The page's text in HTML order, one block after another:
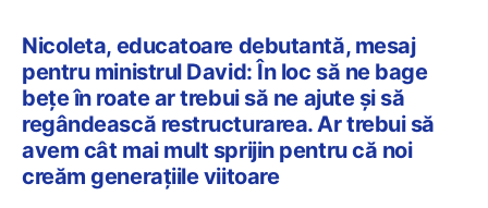
Nicoleta, educatoare debutantă, mesaj
pentru ministrul David: În loc să ne bage
bețe în roate ar trebui să ne ajute și să
regândească restructurarea. Ar trebui să
avem cât mai mult sprijin pentru că noi
creăm generațiile viitoare